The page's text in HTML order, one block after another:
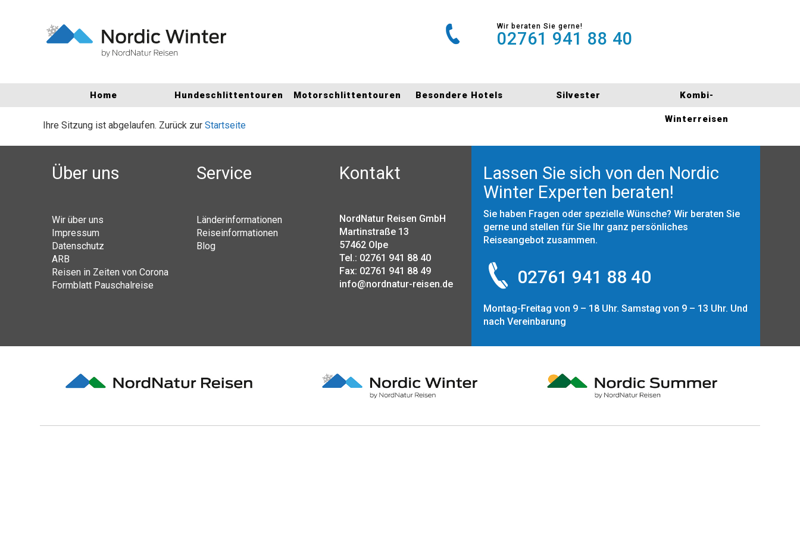
Wir beraten Sie gerne!
02761 941 88 40
Home Hundeschlittentouren Motorschlittentouren Besondere Hotels Silvester Kombi-
Winterreisen
Ihre Sitzung ist abgelaufen. Zurück zur Startseite
Über uns
Wir über uns
Impressum
Datenschutz
ARB
Reisen in Zeiten von Corona
Formblatt Pauschalreise
Service
Länderinformationen
Reiseinformationen
Blog
Kontakt
NordNatur Reisen GmbH
Martinstraße 13
57462 Olpe
Tel.: 02761 941 88 40
Fax: 02761 941 88 49
info@nordnatur-reisen.de
Lassen Sie sich von den Nordic
Winter Experten beraten!
Sie haben Fragen oder spezielle Wünsche? Wir beraten Sie
gerne und stellen für Sie Ihr ganz persönliches
Reiseangebot zusammen.
02761 941 88 40
Montag-Freitag von 9 – 18 Uhr. Samstag von 9 – 13 Uhr. Und
nach Vereinbarung